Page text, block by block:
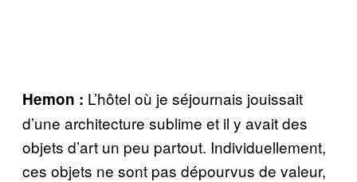
Hemon : L’hôtel où je séjournais jouissait
d’une architecture sublime et il y avait des
objets d’art un peu partout. Individuellement,
ces objets ne sont pas dépourvus de valeur,